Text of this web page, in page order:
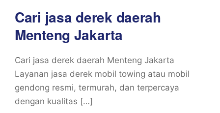
Cari jasa derek daerah
Menteng Jakarta
Cari jasa derek daerah Menteng Jakarta
Layanan jasa derek mobil towing atau mobil
gendong resmi, termurah, dan terpercaya
dengan kualitas […]